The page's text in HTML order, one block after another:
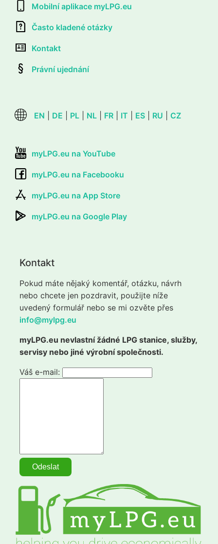
Mobilní aplikace myLPG.eu
Často kladené otázky
Kontakt
Právní ujednání
EN DE PL NL FR IT ES RU CZ
myLPG.eu na YouTube
myLPG.eu na Facebooku
myLPG.eu na App Store
myLPG.eu na Google Play
Kontakt
Pokud máte nějaký komentář, otázku, návrh
nebo chcete jen pozdravit, použijte níže
uvedený formulář nebo se mi ozvěte přes
info@mylpg.eu
myLPG.eu nevlastní žádné LPG stanice, služby,
servisy nebo jiné výrobní společnosti.
Váš e-mail: